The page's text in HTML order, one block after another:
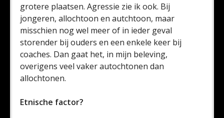
grotere plaatsen. Agressie zie ik ook. Bij
jongeren, allochtoon en autchtoon, maar
misschien nog wel meer of in ieder geval
storender bij ouders en een enkele keer bij
coaches. Dan gaat het, in mijn beleving,
overigens veel vaker autochtonen dan
allochtonen.
Etnische factor?